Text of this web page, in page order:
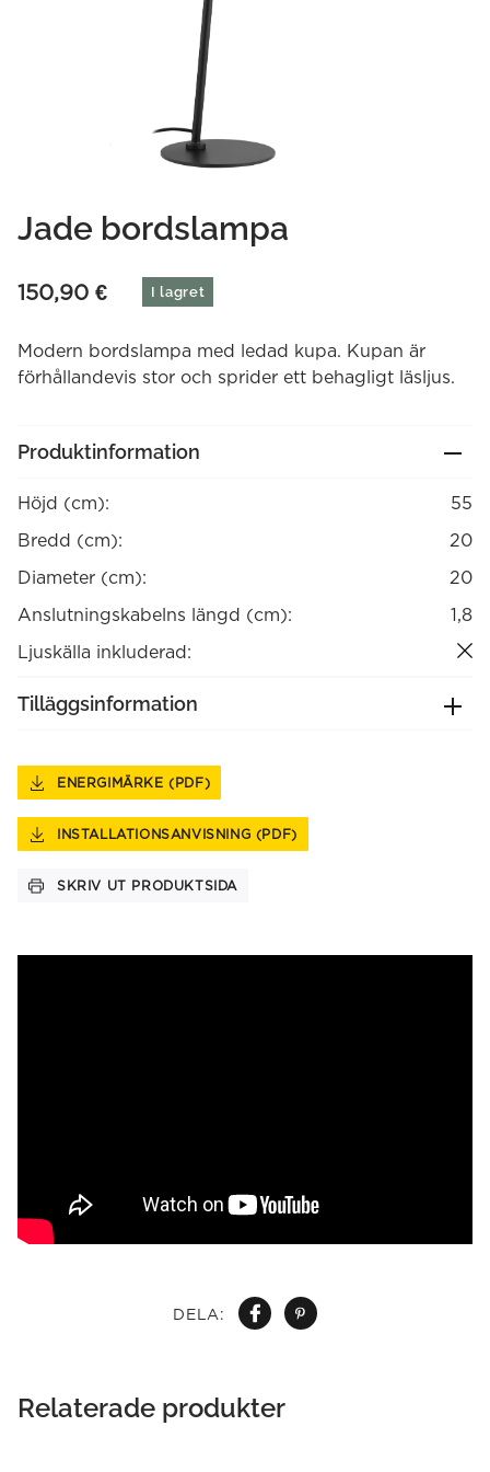
DELA:
Jade bordslampa
150,90 € I lagret
Modern bordslampa med ledad kupa. Kupan är
förhållandevis stor och sprider ett behagligt läsljus.
Produktinformation
Höjd (cm):
55
Bredd (cm):
20
Diameter (cm):
20
Anslutningskabelns längd (cm):
1,8
Ljuskälla inkluderad:
Tilläggsinformation
ENERGIMÄRKE (PDF)
INSTALLATIONSANVISNING (PDF)
SKRIV UT PRODUKTSIDA
Relaterade produkter